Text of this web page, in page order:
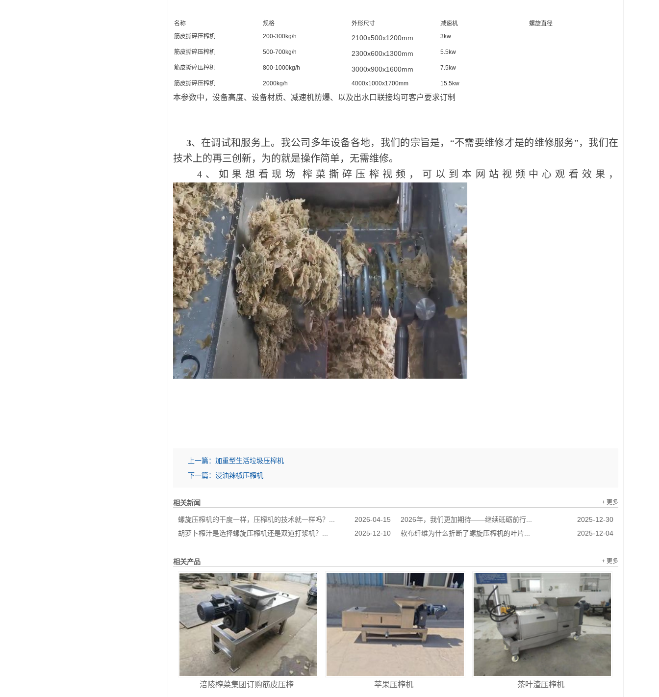
名称 规格 外形尺寸 减速机
螺旋直径
筋皮撕碎压榨机
200-300kg/h 2100x500x1200mm 3kw
筋皮撕碎压榨机 500-700kg/h 2300x600x1300mm 5.5kw
筋皮撕碎压榨机 800-1000kg/h 3000x900x1600mm 7.5kw
筋皮撕碎压榨机 2000kg/h 4000x1000x1700mm 15.5kw
本参数中，设备高度、设备材质、减速机防爆、以及出水口联接均可客户要求订制
3、在调试和服务上。我公司多年设备各地，我们的宗旨是，“不需要维修才是的维修服务”，我们在
技术上的再三创新，为的就是操作简单，无需维修。
4、如果想看现场
榨菜撕碎压榨视频，可以到本网站视频中心观看效果，
上一篇： 加重型生活垃圾压榨机
下一篇： 浸油辣椒压榨机
相关新闻 + 更多
2026-04-15
螺旋压榨机的干度一样，压榨机的技术就一样吗？... 2025-12-30
2026年，我们更加期待——继续砥砺前行...
2025-12-10
胡萝卜榨汁是选择螺旋压榨机还是双道打浆机？... 2025-12-04
软布纤维为什么折断了螺旋压榨机的叶片...
相关产品 + 更多
涪陵榨菜集团订购筋皮压榨 苹果压榨机 茶叶渣压榨机